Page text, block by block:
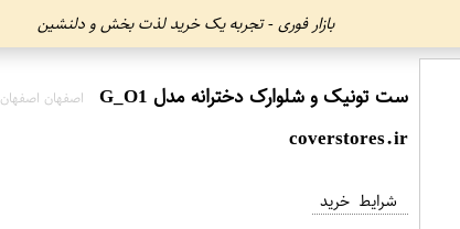
بازار فوری - تجربه یک خرید لذت بخش و دلنشین
ست تونیک و شلوارک دخترانه مدل G_O1 اصفهان اصفهان
coverstores.ir
شرایط خرید